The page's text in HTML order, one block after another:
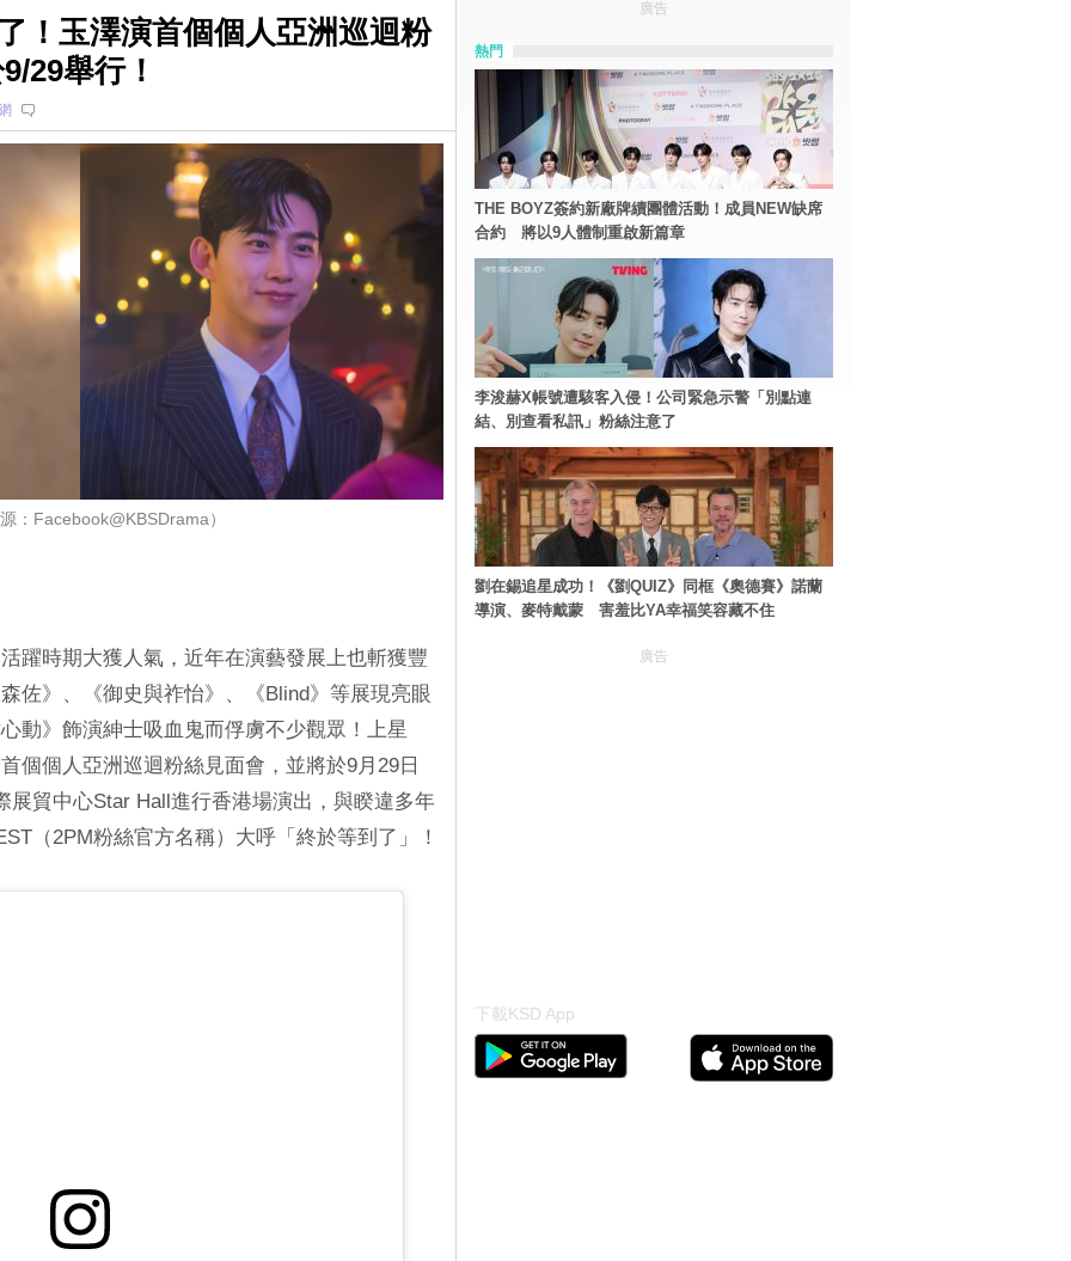
！玉澤演首個個人亞洲巡迴粉
29舉行！
：Facebook@KBSDrama）
躍時期大獲人氣，近年在演藝發展上也斬獲豐
佐》、《御史與祚怡》、《Blind》等展現亮眼
動》飾演紳士吸血鬼而俘虜不少觀眾！上星
個個人亞洲巡迴粉絲見面會，並將於9月29日
展貿中心Star Hall進行香港場演出，與睽違多年
（2PM粉絲官方名稱）大呼「終於等到了」！
廣告
熱門
THE BOYZ簽約新廠牌續團體活動！成員NEW缺席
合約 將以9人體制重啟新篇章
李浚赫X帳號遭駭客入侵！公司緊急示警「別點連
結、別查看私訊」粉絲注意了
劉在錫追星成功！《劉QUIZ》同框《奧德賽》諾蘭
導演、麥特戴蒙 害羞比YA幸福笑容藏不住
廣告
下載KSD App